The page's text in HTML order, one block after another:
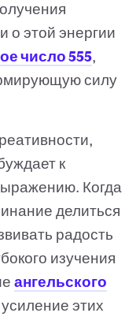
о этой энергии
число 555,
силу
к
Когда
делиться
радость
изучения
ангельского
этих